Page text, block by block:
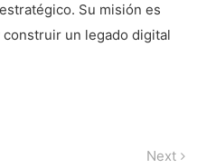
Su misión es
un legado digital
Next